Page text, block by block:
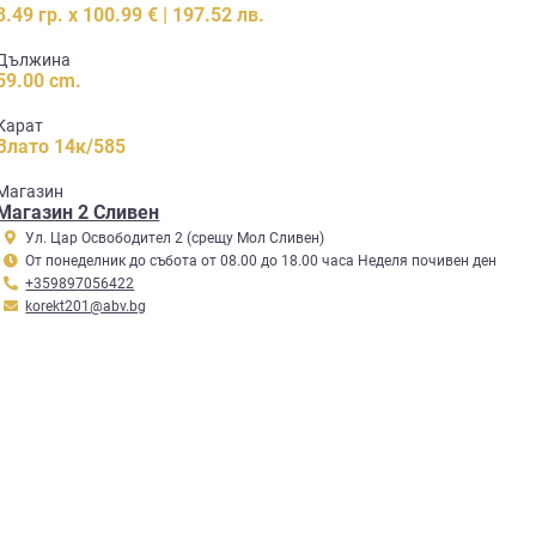
гр. x 100.99 € | 197.52 лв.
cm.
14к/585
2 Сливен
Ул. Цар Освободител 2 (срещу Мол Сливен)
От понеделник до събота от 08.00 до 18.00 часа Неделя почивен ден
+359897056422
korekt201@abv.bg